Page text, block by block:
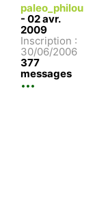
paleo_philou
- 02 avr.
2009
Inscription :
30/06/2006
377
messages